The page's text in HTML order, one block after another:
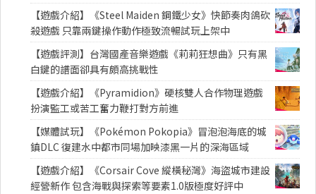
【遊戲介紹】《Steel Maiden 鋼鐵少女》快節奏肉鴿砍
殺遊戲 只靠兩鍵操作動作極致流暢試玩上架中
【遊戲評測】台灣國產音樂遊戲《莉莉狂想曲》只有黑
白鍵的譜面卻具有頗高挑戰性
【遊戲介紹】《Pyramidion》硬核雙人合作物理遊戲
扮演監工或苦工奮力鞭打對方前進
【媒體試玩】《Pokémon Pokopia》冒泡泡海底的城
鎮DLC 復建水中都市同場加映漆黑一片的深海區域
【遊戲介紹】《Corsair Cove 縱橫秘灣》海盜城市建設
經營新作 包含海戰與探索等要素1.0版極度好評中